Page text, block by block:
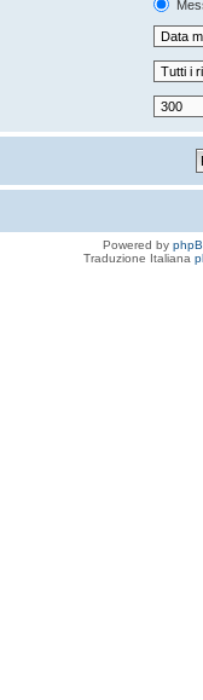
Powered by
Traduzione Italiana